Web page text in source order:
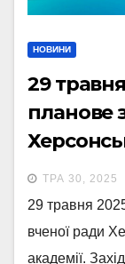
НОВИНИ
29
планове
академії
ТРА 30, 2025
29 травня
вченої ради
академії.